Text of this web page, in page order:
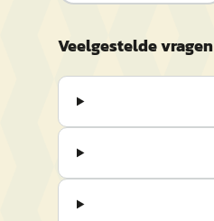
Veelgestelde vragen